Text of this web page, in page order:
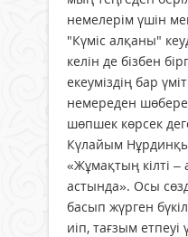
немелерім үшін
"Күміс алқаны"
келін де бізбен
екеуміздің бар
немереден
шөпшек көрсек
Күлайым
«Жұмақтың кілті
астында». Осы
басып жүрген
иіп, тағзым етпеуі